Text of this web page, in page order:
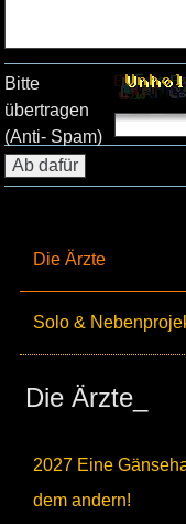
Die Ärzte
Solo &
Die Ärzte_
2027 Eine
dem andern!
Bitte
übertragen
(Anti- Spam)